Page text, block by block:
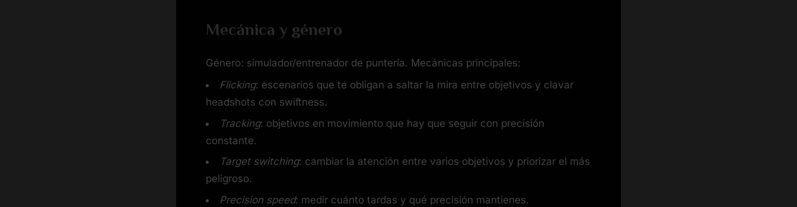
Mecánica y género
Género: simulador/entrenador de puntería. Mecánicas principales:
Flicking: escenarios que te obligan a saltar la mira entre objetivos y clavar
headshots con swiftness.
Tracking: objetivos en movimiento que hay que seguir con precisión
constante.
Target switching: cambiar la atención entre varios objetivos y priorizar el más
peligroso.
Precision speed: medir cuánto tardas y qué precisión mantienes.